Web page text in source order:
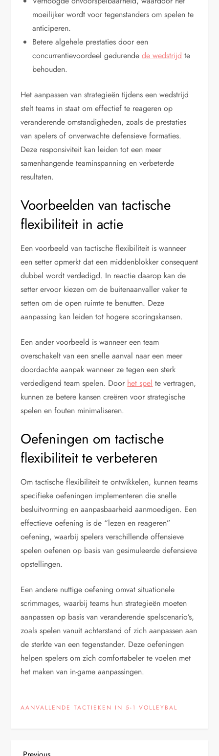
moeilijker wordt voor tegenstanders om spelen te
anticiperen.
Betere algehele prestaties door een
concurrentievoordeel gedurendede wedstrijd te
behouden.
Het aanpassen van strategieën tijdens een wedstrijd
stelt teams in staat om effectief te reageren op
veranderende omstandigheden, zoals de prestaties
van spelers of onverwachte defensieve formaties.
Deze responsiviteit kan leiden tot een meer
samenhangende teaminspanning en verbeterde
resultaten.
Voorbeelden van tactische
flexibiliteit in actie
Een voorbeeld van tactische flexibiliteit is wanneer
een setter opmerkt dat een middenblokker consequent
dubbel wordt verdedigd. In reactie daarop kan de
setter ervoor kiezen om de buitenaanvaller vaker te
setten om de open ruimte te benutten. Deze
aanpassing kan leiden tot hogere scoringskansen.
Een ander voorbeeld is wanneer een team
overschakelt van een snelle aanval naar een meer
doordachte aanpak wanneer ze tegen een sterk
verdedigend team spelen. Door het spel te vertragen,
kunnen ze betere kansen creëren voor strategische
spelen en fouten minimaliseren.
Oefeningen om tactische
flexibiliteit te verbeteren
Om tactische flexibiliteit te ontwikkelen, kunnen teams
specifieke oefeningen implementeren die snelle
besluitvorming en aanpasbaarheid aanmoedigen. Een
effectieve oefening is de “lezen en reageren”
oefening, waarbij spelers verschillende offensieve
spelen oefenen op basis van gesimuleerde defensieve
opstellingen.
Een andere nuttige oefening omvat situationele
scrimmages, waarbij teams hun strategieën moeten
aanpassen op basis van veranderende spelscenario’s,
zoals spelen vanuit achterstand of zich aanpassen aan
de sterkte van een tegenstander. Deze oefeningen
helpen spelers om zich comfortabeler te voelen met
het maken van in-game aanpassingen.
AANVALLENDE TACTIEKEN IN 5-1 VOLLEYBAL
Previous